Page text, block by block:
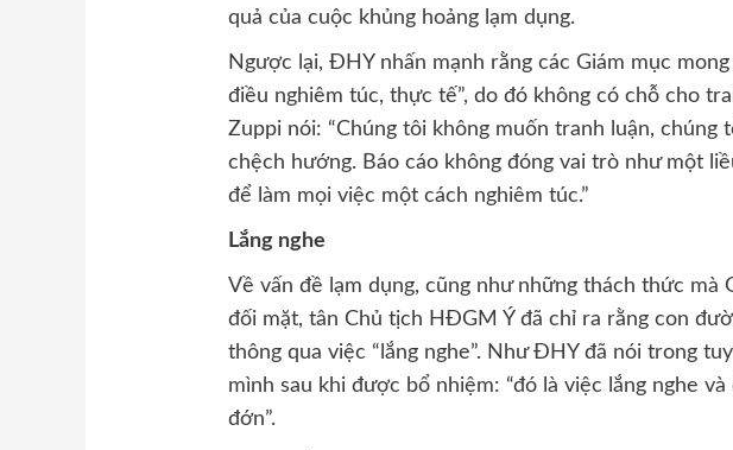
quả của cuộc khủng hoảng lạm dụng.
Ngược lại, ĐHY nhấn mạnh rằng các Giám mục
điều nghiêm túc, thực tế”, do đó không có chỗ cho
Zuppi nói: “Chúng tôi không muốn tranh luận, chúng
chệch hướng. Báo cáo không đóng vai trò như một
để làm mọi việc một cách nghiêm túc.”
Lắng nghe
Về vấn đề lạm dụng, cũng như những thách thức mà
đối mặt, tân Chủ tịch HĐGM Ý đã chỉ ra rằng con
thông qua việc “lắng nghe”. Như ĐHY đã nói trong
mình sau khi được bổ nhiệm: “đó là việc lắng nghe và
đớn”.